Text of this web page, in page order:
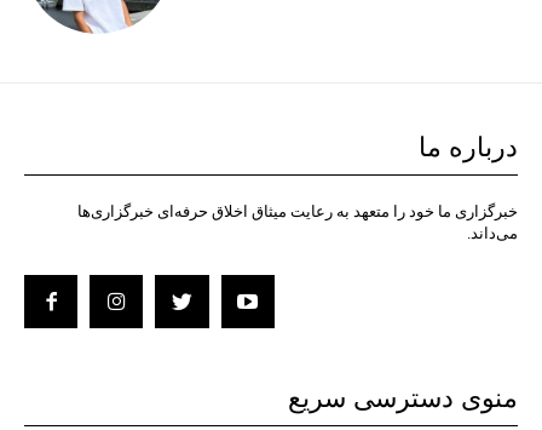
درباره ما
خبرگزاری ما خود را متعهد به رعایت میثاق اخلاق حرفه‌ای خبرگزاری‌ها
می‌داند.
منوی دسترسی سریع